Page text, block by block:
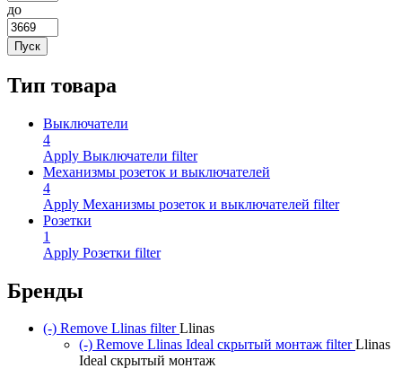
до
Тип товара
Выключатели
4
Apply Выключатели filter
Механизмы розеток и выключателей
4
Apply Механизмы розеток и выключателей filter
Розетки
1
Apply Розетки filter
Бренды
(-) Remove Llinas filterLlinas
(-) Remove Llinas Ideal скрытый монтаж filterLlinas
Ideal скрытый монтаж